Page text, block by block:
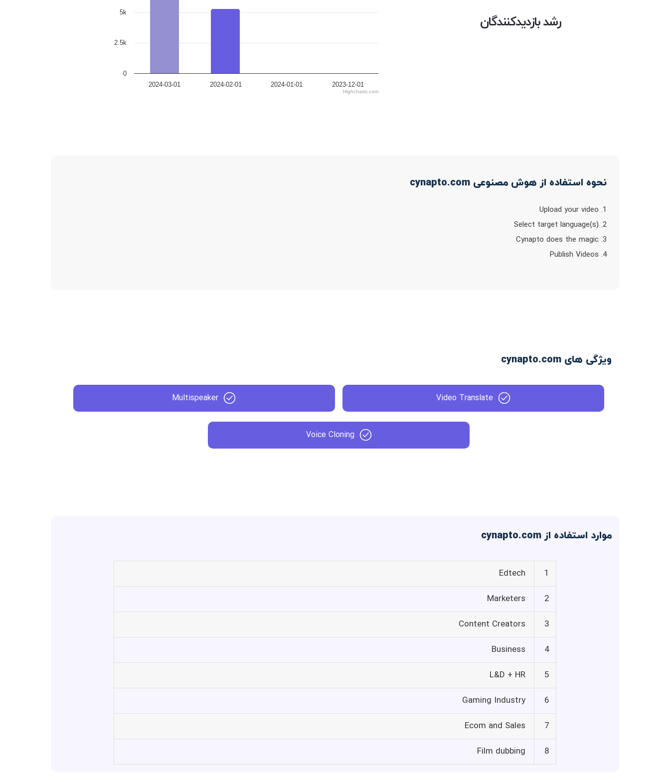
رشد بازدیدکنندگان
2024-03-01 2024-02-01 2024-01-01 2023-12-01
0
2.5k
5k
Highcharts.com
نحوه استفاده از هوش مصنوعی cynapto.com
1. Upload your video
2. Select target language(s)
3. Cynapto does the magic
4. Publish Videos
ویژگی های cynapto.com
Video Translate
Multispeaker
Voice Cloning
موارد استفاده از cynapto.com
1
Edtech
2
Marketers
3
Content Creators
4
Business
5
L&D + HR
6
Gaming Industry
7
Ecom and Sales
8
Film dubbing